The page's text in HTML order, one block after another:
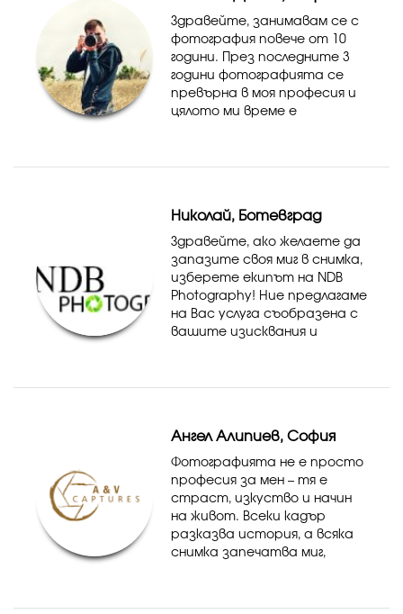
Здравейте, занимавам се с
фотография повече от 10
години. През последните 3
години фотографията се
превърна в моя професия и
цялото ми време е
запечатам за времето,
Николай, Ботевград
Здравейте, ако желаете да
запазите своя миг в снимка,
изберете екипът на NDB
Photography! Ние предлагаме
на Вас услуга съобразена с
вашите изисквания и
Ангел Алипиев, София
Фотографията не е просто
професия за мен – тя е
страст, изкуство и начин
на живот. Всеки кадър
разказва история, а всяка
снимка запечатва миг,
Още от ранна възраст ме